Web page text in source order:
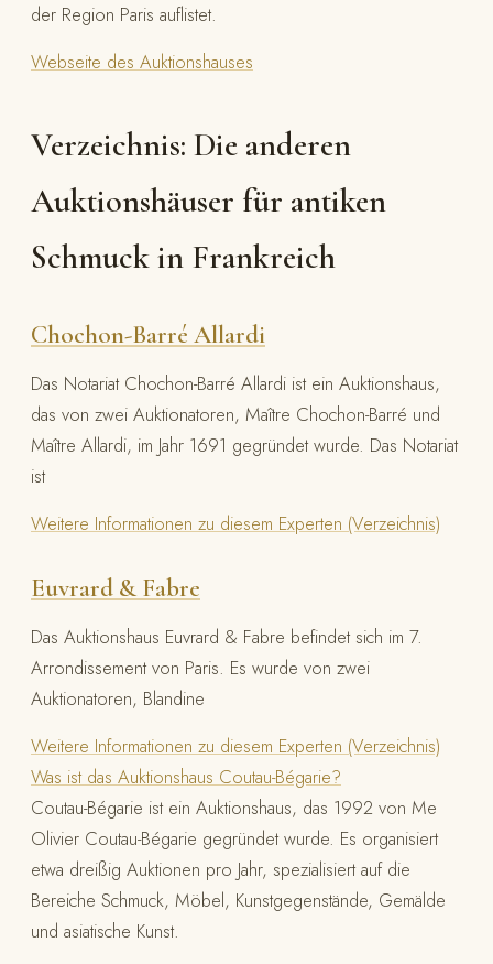
der Region Paris auflistet.
Webseite des Auktionshauses
Verzeichnis: Die anderen
Auktionshäuser für antiken
Schmuck in Frankreich
Chochon-Barré Allardi
Das Notariat Chochon-Barré Allardi ist ein Auktionshaus,
das von zwei Auktionatoren, Maître Chochon-Barré und
Maître Allardi, im Jahr 1691 gegründet wurde. Das Notariat
ist
Weitere Informationen zu diesem Experten (Verzeichnis)
Euvrard & Fabre
Das Auktionshaus Euvrard & Fabre befindet sich im 7.
Arrondissement von Paris. Es wurde von zwei
Auktionatoren, Blandine
Weitere Informationen zu diesem Experten (Verzeichnis)
Was ist das Auktionshaus Coutau-Bégarie?
Coutau-Bégarie ist ein Auktionshaus, das 1992 von Me
Olivier Coutau-Bégarie gegründet wurde. Es organisiert
etwa dreißig Auktionen pro Jahr, spezialisiert auf die
Bereiche Schmuck, Möbel, Kunstgegenstände, Gemälde
und asiatische Kunst.